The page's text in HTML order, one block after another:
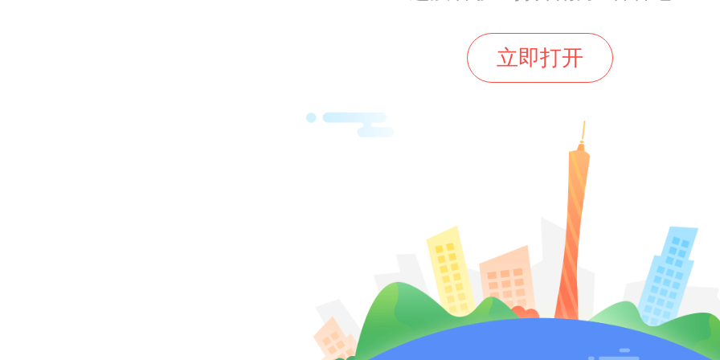
地。身处广东的我们，在新征程上大有
校长刘文清系统解读了广东省作为经济
在习近平经济思想指引下经济社会高质
取得的开创性进展、突破性变革和历
就。她号召广大青年学子深入理解广东
展的实践探索，把握新时代发展的历史
勤奋学习、奋发进取，在广东推进中国
立即打开